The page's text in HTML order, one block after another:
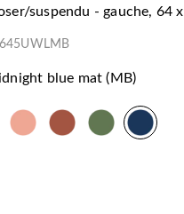
suspendu - gauche, 64
blue mat (MB)